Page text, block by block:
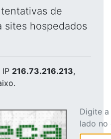
de
sites hospedados
216.73.216.213,
Digite
lado no